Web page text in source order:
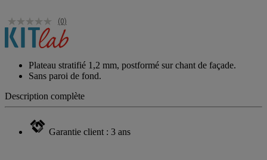
(0)
Plateau stratifié 1,2 mm, postformé sur chant de façade.
Sans paroi de fond.
Description complète
Garantie client : 3 ans